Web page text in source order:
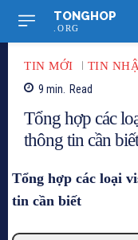
TONGHOP
.ORG
TIN MỚI
TIN
9 min. Read
Tổng hợp các
thông tin cần biết
Tổng hợp các loại
tin cần biết